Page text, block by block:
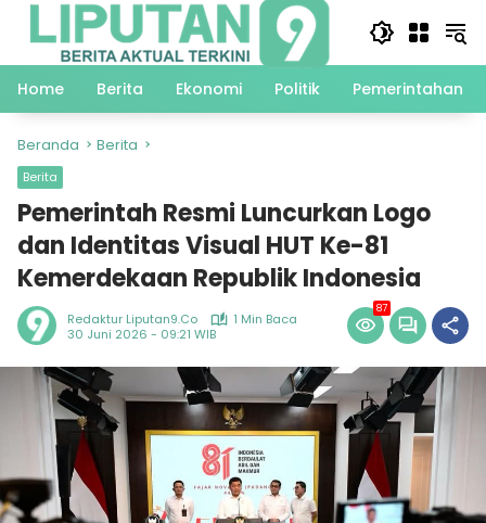
Langsung
Home
Berita Ekonomi Politik Pemerintahan
Beranda Berita
Berita
Pemerintah Resmi Luncurkan Logo
dan Identitas Visual HUT Ke-81
Kemerdekaan Republik Indonesia
Redaktur Liputan9.co
1 Min Baca
30 Juni 2026 - 09:21 WIB
87